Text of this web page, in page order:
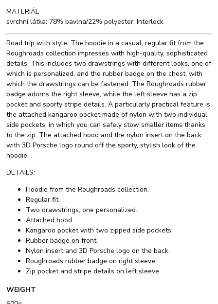
MATERIÁL
svrchní látka: 78% bavlna/22% polyester, Interlock
Road trip with style: The hoodie in a casual, regular fit from the
Roughroads collection impresses with high-quality, sophisticated
details. This includes two drawstrings with different looks, one of
which is personalized, and the rubber badge on the chest, with
which the drawstrings can be fastened. The Roughroads rubber
badge adorns the right sleeve, while the left sleeve has a zip
pocket and sporty stripe details. A particularly practical feature is
the attached kangaroo pocket made of nylon with two individual
side pockets, in which you can safely stow smaller items thanks
to the zip. The attached hood and the nylon insert on the back
with 3D Porsche logo round off the sporty, stylish look of the
hoodie.
DETAILS:
Hoodie from the Roughroads collection.
Regular fit.
Two drawstrings, one personalized.
Attached hood.
Kangaroo pocket with two zipped side pockets.
Rubber badge on front.
Nylon insert and 3D Porsche logo on the back.
Roughroads rubber badge on right sleeve.
Zip pocket and stripe details on left sleeve.
WEIGHT